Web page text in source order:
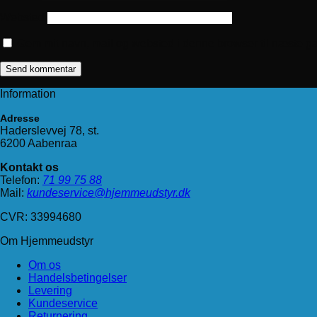
Information
Adresse
Haderslevvej 78, st.
6200 Aabenraa
Kontakt os
Telefon: 71 99 75 88
Mail: kundeservice@hjemmeudstyr.dk
CVR: 33994680
Om Hjemmeudstyr
Om os
Handelsbetingelser
Levering
Kundeservice